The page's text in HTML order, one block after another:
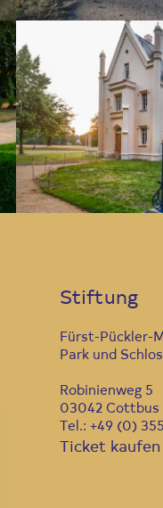
Stiftung
Fürst-Pückler-
Park und
Robinienweg 5
03042 Cottbus
Tel.: +49 (0)
Ticket kaufen